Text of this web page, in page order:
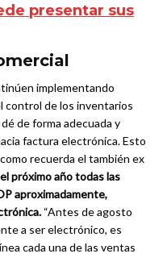
presentar sus
implementando
control de los inventarios
de forma adecuada y
factura electrónica. Esto
recuerda el también ex
próximo año todas las
aproximadamente,
“Antes de agosto
a ser electrónico, es
cada una de las ventas